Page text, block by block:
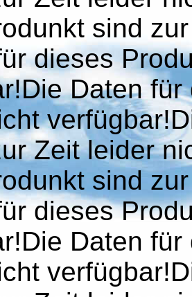
sind
dieses
Daten
Zeit leider
sind
dieses
Daten